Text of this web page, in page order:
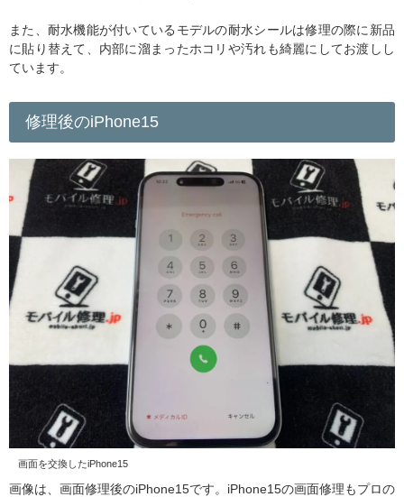
また、耐水機能が付いているモデルの耐水シールは修理の際に新品
に貼り替えて、内部に溜まったホコリや汚れも綺麗にしてお渡しし
ています。
修理後のiPhone15
画面を交換したiPhone15
画像は、画面修理後のiPhone15です。iPhone15の画面修理もプロの